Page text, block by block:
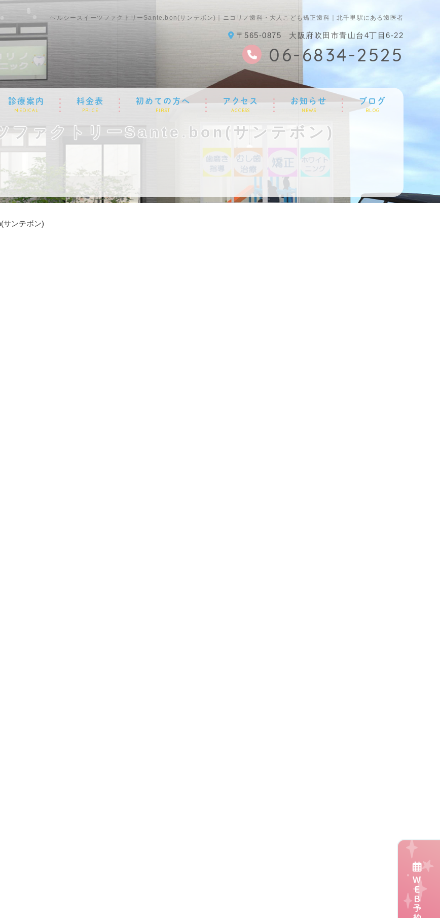
ヘルシースイーツファクトリーSante.bon(サンテボン)｜ニコリノ歯科・大人こども矯正歯科｜北千里駅にある歯医者
〒565-0875 大阪府吹田市青山台4丁目6-22
06-6834-2525
診療案内
MEDICAL
料金表
PRICE
初めての方へ
FIRST
アクセス
ACCESS
お知らせ
NEWS
ブログ
BLOG
ファクトリーSante.bon(サンテボン)
サンテボン)